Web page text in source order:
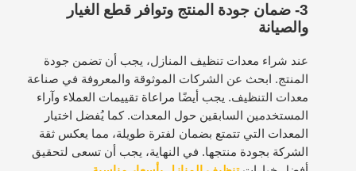
3- ضمان جودة المنتج وتوافر قطع الغيار
والصيانة
عند شراء معدات تنظيف المنازل، يجب أن تضمن جودة
المنتج. ابحث عن الشركات الموثوقة والمعروفة في صناعة
معدات التنظيف. يجب أيضًا مراعاة تقييمات العملاء وآراء
المستخدمين السابقين حول المعدات. كما يُفضل اختيار
المعدات التي تتمتع بضمان لفترة طويلة، مما يعكس ثقة
الشركة بجودة منتجها. في النهاية، يجب أن تسعى لتحقيق